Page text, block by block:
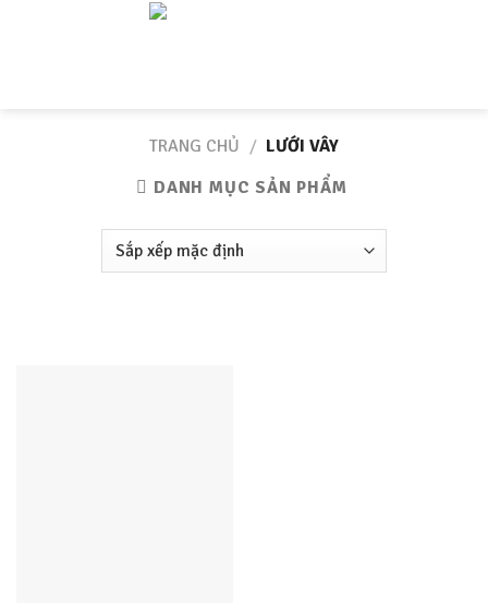
TRANG CHỦ / LƯỚI VÂY
DANH MỤC SẢN PHẨM